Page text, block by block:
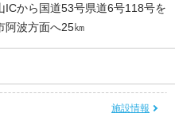
ICから国道53号県道6号118号を
阿波方面へ25㎞
施設情報